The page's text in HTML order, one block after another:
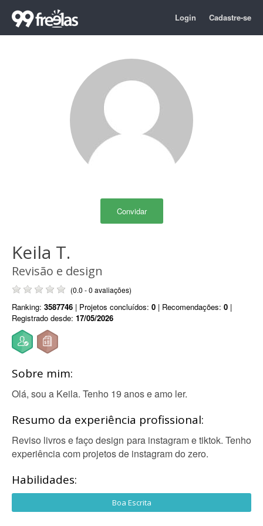
Login Cadastre-se
Convidar
Keila T.
Revisão e design
(0.0 - 0 avaliações)
Ranking: 3587746 | Projetos concluídos: 0 | Recomendações: 0 |
Registrado desde: 17/05/2026
Sobre mim:
Olá, sou a Keila. Tenho 19 anos e amo ler.
Resumo da experiência profissional:
Reviso livros e faço design para instagram e tiktok. Tenho
experiência com projetos de instagram do zero.
Habilidades:
Boa Escrita